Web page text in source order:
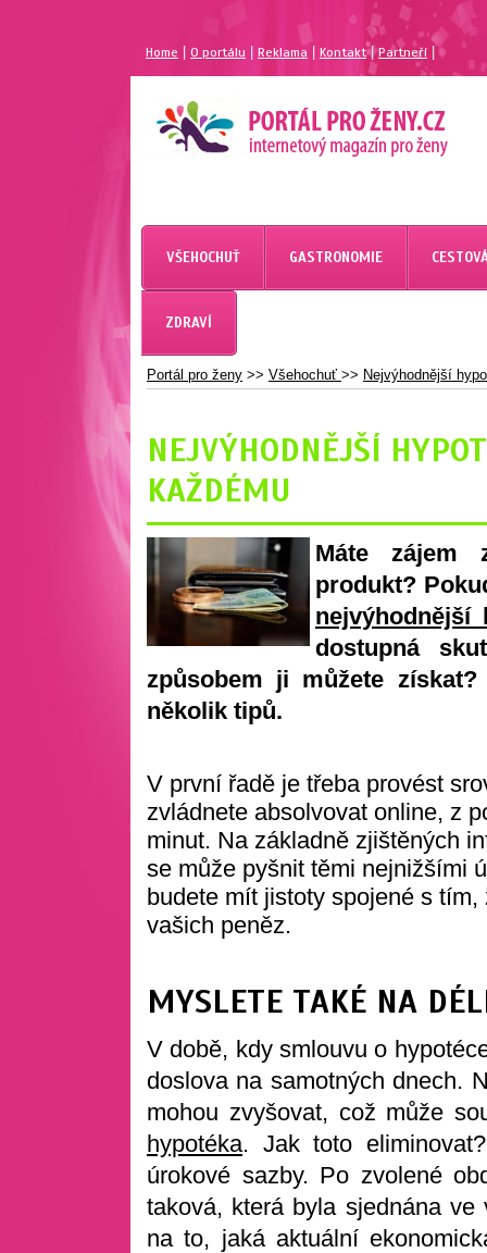
Home |O portálu Reklama Kontakt| Partneří
MAGAZÍN PRO ŽENY
PORTÁL PRO ŽENY.CZ
VŠEHOCHUŤ GASTRONOMIE
ZDRAVÍ
Portál pro ženy >> Všehochuť >> Nejvýhodnější
NEJVÝHODNĚJŠÍ
KAŽDÉMU
Máte zájem
produkt?
nejvýhodnější
dostupná
způsobem ji můžete
několik tipů.
V první řadě je třeba provést
zvládnete absolvovat online, z
minut. Na základně zjištěných
se může pyšnit těmi nejnižšími
budete mít jistoty spojené s
vašich peněz.
MYSLETE TAKÉ NA
V době, kdy smlouvu o
doslova na samotných dnech.
mohou zvyšovat, což může
hypotéka. Jak toto
úrokové sazby. Po zvolené
taková, která byla sjednána
na to, jaká aktuální